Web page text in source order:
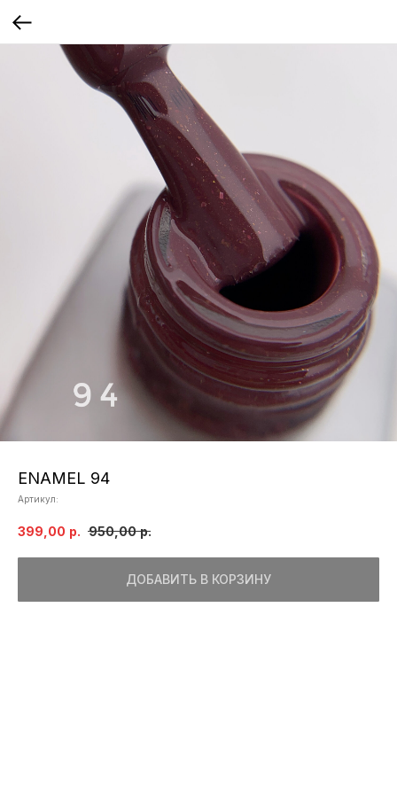
ENAMEL 94
Артикул:
399,00 р. 950,00 р.
ДОБАВИТЬ В КОРЗИНУ